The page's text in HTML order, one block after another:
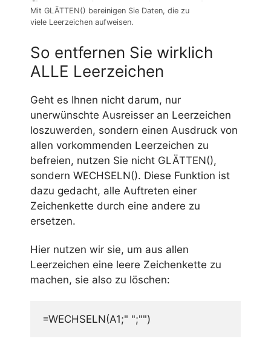
Mit GLÄTTEN() bereinigen Sie Daten, die zu
viele Leerzeichen aufweisen.
So entfernen Sie wirklich
ALLE Leerzeichen
Geht es Ihnen nicht darum, nur
unerwünschte Ausreisser an Leerzeichen
loszuwerden, sondern einen Ausdruck von
allen vorkommenden Leerzeichen zu
befreien, nutzen Sie nicht GLÄTTEN(),
sondern WECHSELN(). Diese Funktion ist
dazu gedacht, alle Auftreten einer
Zeichenkette durch eine andere zu
ersetzen.
Hier nutzen wir sie, um aus allen
Leerzeichen eine leere Zeichenkette zu
machen, sie also zu löschen:
=WECHSELN(A1;" ";"")